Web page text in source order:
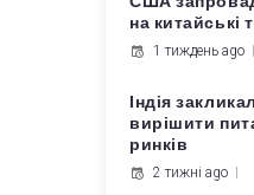
на китайські
1 тиждень ago
Індія
вирішити
ринків
2 тижні ago